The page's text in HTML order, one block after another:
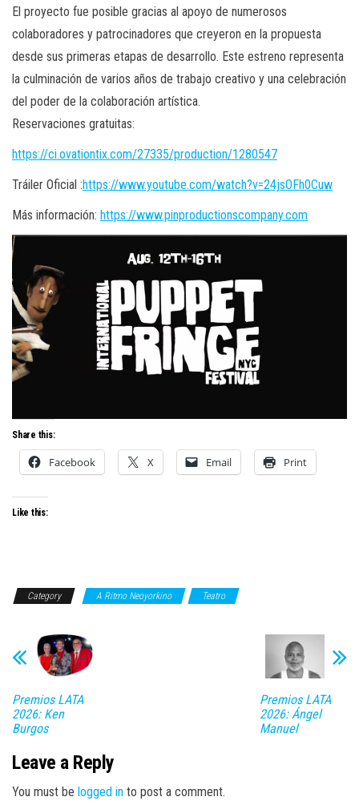
El proyecto fue posible gracias al apoyo de numerosos
colaboradores y patrocinadores que creyeron en la propuesta
desde sus primeras etapas de desarrollo. Este estreno representa
la culminación de varios años de trabajo creativo y una celebración
del poder de la colaboración artística.
Reservaciones gratuitas:
https://ci.ovationtix.com/27335/production/1280547
Tráiler Oficial :https://www.youtube.com/watch?v=24jsOFh0Cuw
Más información: https://www.pinproductionscompany.com
Share this:
Facebook X Email Print
Like this:
Category A Ritmo Neoyorkino Teatro
Premios LATA
2026: Ken
Burgos
Premios LATA
2026: Ángel
Manuel
Leave a Reply
You must be logged in to post a comment.